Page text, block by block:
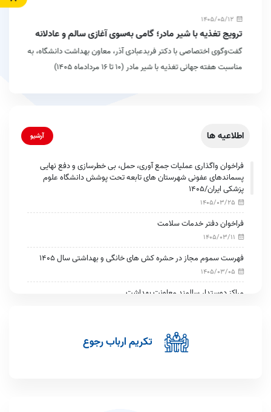
1405/05/12
ترویج تغذیه با شیر مادر؛ گامی به‌سوی آغازی سالم و عادلانه
برای نسل آینده
گفت‌وگوی اختصاصی با دکتر فربدعبادی‌ آذر، معاون بهداشت دانشگاه، به
مناسبت هفته جهانی تغذیه با شیر مادر (۱۰ تا ۱۶ مردادماه ۱۴۰۵)
اطلاعیه ها آرشیو
فراخوان واگذاری عملیات جمع آوری، حمل، بی خطرسازی و دفع نهایی
پسماندهای عفونی شهرستان های تابعه تحت پوشش دانشگاه علوم
پزشکی ایران/1405
1405/03/25
فراخوان دفتر خدمات سلامت
1405/03/11
فهرست سموم مجاز در حشره کش های خانگی و بهداشتی سال 1405
1405/03/05
مراکز دوستدار سالمند معاونت بهداشت
بازآموزی ویژه پزشکان توسط معاونت بهداشتی دانشگاه با همکاری
سازمان نظام پزشکی
تکریم ارباب رجوع